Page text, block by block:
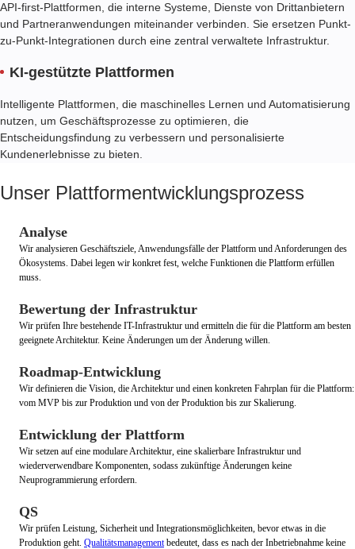
API-first-Plattformen, die interne Systeme, Dienste von Drittanbietern
und Partneranwendungen miteinander verbinden. Sie ersetzen Punkt-
zu-Punkt-Integrationen durch eine zentral verwaltete Infrastruktur.
KI-gestützte Plattformen
Intelligente Plattformen, die maschinelles Lernen und Automatisierung
nutzen, um Geschäftsprozesse zu optimieren, die
Entscheidungsfindung zu verbessern und personalisierte
Kundenerlebnisse zu bieten.
Unser Plattformentwicklungsprozess
Analyse
Wir analysieren Geschäftsziele, Anwendungsfälle der Plattform und Anforderungen des
Ökosystems. Dabei legen wir konkret fest, welche Funktionen die Plattform erfüllen
muss.
Bewertung der Infrastruktur
Wir prüfen Ihre bestehende IT-Infrastruktur und ermitteln die für die Plattform am besten
geeignete Architektur. Keine Änderungen um der Änderung willen.
Roadmap-Entwicklung
Wir definieren die Vision, die Architektur und einen konkreten Fahrplan für die Plattform:
vom MVP bis zur Produktion und von der Produktion bis zur Skalierung.
Entwicklung der Plattform
Wir setzen auf eine modulare Architektur, eine skalierbare Infrastruktur und
wiederverwendbare Komponenten, sodass zukünftige Änderungen keine
Neuprogrammierung erfordern.
QS
Wir prüfen Leistung, Sicherheit und Integrationsmöglichkeiten, bevor etwas in die
Produktion geht. Qualitätsmanagementbedeutet, dass es nach der Inbetriebnahme keine